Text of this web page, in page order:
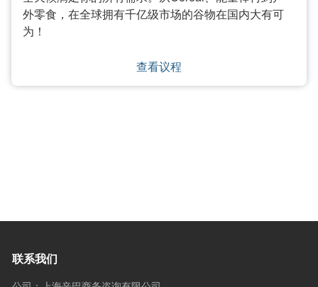
外零食，在全球拥有千亿级市场的谷物在国内大有可
为！
查看议程
联系我们